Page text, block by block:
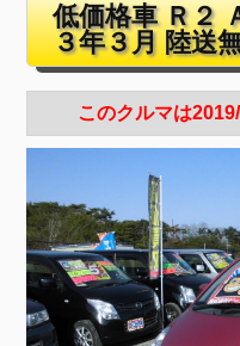
低価格車 Ｒ２
３年３月 陸送
このクルマは